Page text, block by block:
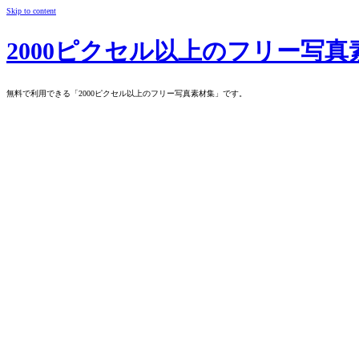
Skip to content
2000ピクセル以上のフリー写真
無料で利用できる「2000ピクセル以上のフリー写真素材集」です。